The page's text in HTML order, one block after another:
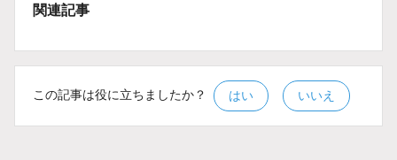
関連記事
この記事は役に立ちましたか？ はい いいえ